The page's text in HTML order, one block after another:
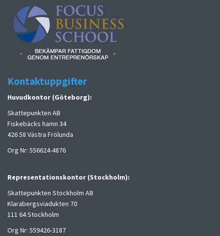
Kontaktuppgifter
Huvudkontor (Göteborg):
Skattepunkten AB
Fiskebäcks hamn 34
426 58 Västra Frölunda
Org Nr: 556624-4876
Representationskontor (Stockholm):
Skattepunkten Stockholm AB
Klarabergsviadukten 70
111 64 Stockholm
Org Nr: 559426-3187